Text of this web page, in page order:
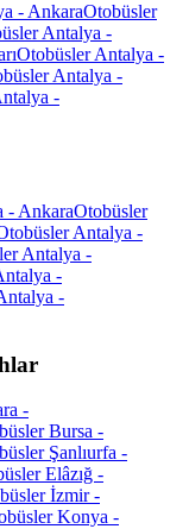
- AnkaraOtobüsler
Antalya -
Otobüsler Antalya -
Antalya -
-
- AnkaraOtobüsler
Antalya -
Antalya -
-
-
-
Bursa -
Şanlıurfa -
Elâzığ -
İzmir -
Konya -